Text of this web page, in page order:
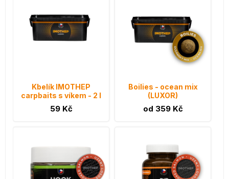
Kbelík IMOTHEP
carpbaits s víkem - 2 l
59 Kč
Boilies - ocean mix
(LUXOR)
od 359 Kč